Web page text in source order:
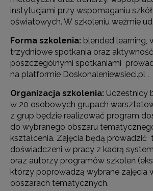
instytucjami przy wspomaganiu
oświatowych. W szkoleniu weźmie
Forma szkolenia: blended learning,
trzydniowe spotkania oraz
poszczególnymi spotkaniami
na platformie Doskonaleniewsieci.pl .
Organizacja szkolenia: Uczestnicy
w 20 osobowych grupach
z grup będzie realizować program
do wybranego obszaru
kształcenia. Zajęcia będą prowadzić
doświadczeni w pracy z kadrą
oraz autorzy programów szkoleń
którzy poprowadzą wybrane zajęcia
obszarach tematycznych.